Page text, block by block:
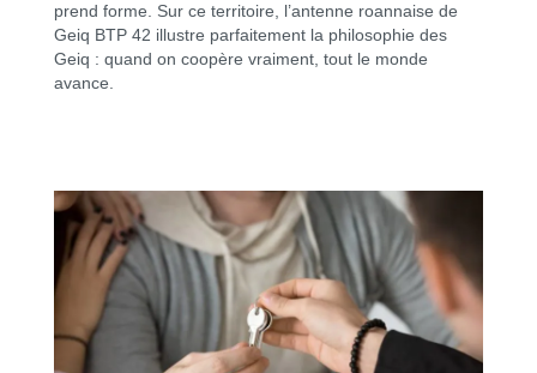
prend forme. Sur ce territoire, l’antenne roannaise de
Geiq BTP 42 illustre parfaitement la philosophie des
Geiq : quand on coopère vraiment, tout le monde
avance.